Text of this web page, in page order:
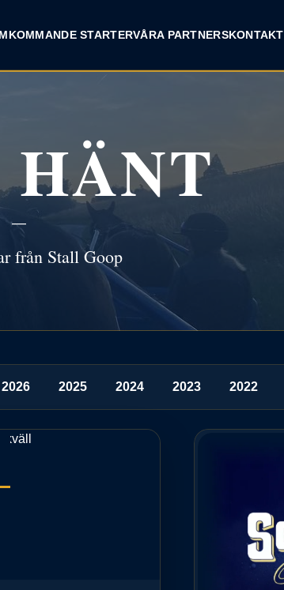
KOMMANDE STARTERVÅRA PARTNERSKONTAKT
—
från Stall Goop
2026 2025 2024 2023 2022